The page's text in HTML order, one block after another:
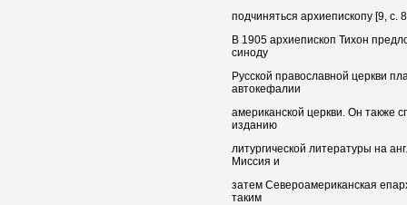
подчиняться архиепископу [9, с.
В 1905 архиепископ Тихон
синоду
Русской православной церкви
автокефалии
американской церкви. Он также
изданию
литургической литературы на
Миссия и
затем Североамериканская
таким